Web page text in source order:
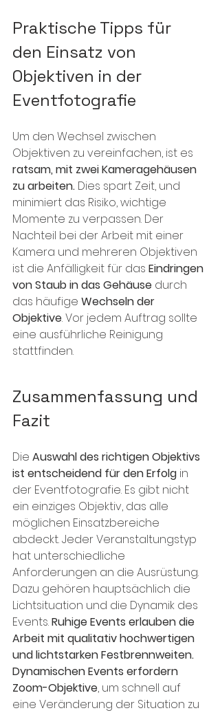
Praktische Tipps für
den Einsatz von
Objektiven in der
Eventfotografie
Um den Wechsel zwischen
Objektiven zu vereinfachen, ist es
ratsam, mit zwei Kameragehäusen
zu arbeiten. Dies spart Zeit, und
minimiert das Risiko, wichtige
Momente zu verpassen. Der
Nachteil bei der Arbeit mit einer
Kamera und mehreren Objektiven
ist die Anfälligkeit für das Eindringen
von Staub in das Gehäuse durch
das häufige Wechseln der
Objektive. Vor jedem Auftrag sollte
eine ausführliche Reinigung
stattfinden.
Zusammenfassung und
Fazit
Die Auswahl des richtigen Objektivs
ist entscheidend für den Erfolg in
der Eventfotografie. Es gibt nicht
ein einziges Objektiv, das alle
möglichen Einsatzbereiche
abdeckt. Jeder Veranstaltungstyp
hat unterschiedliche
Anforderungen an die Ausrüstung.
Dazu gehören hauptsächlich die
Lichtsituation und die Dynamik des
Events. Ruhige Events erlauben die
Arbeit mit qualitativ hochwertigen
und lichtstarken Festbrennweiten.
Dynamischen Events erfordern
Zoom-Objektive, um schnell auf
eine Veränderung der Situation zu